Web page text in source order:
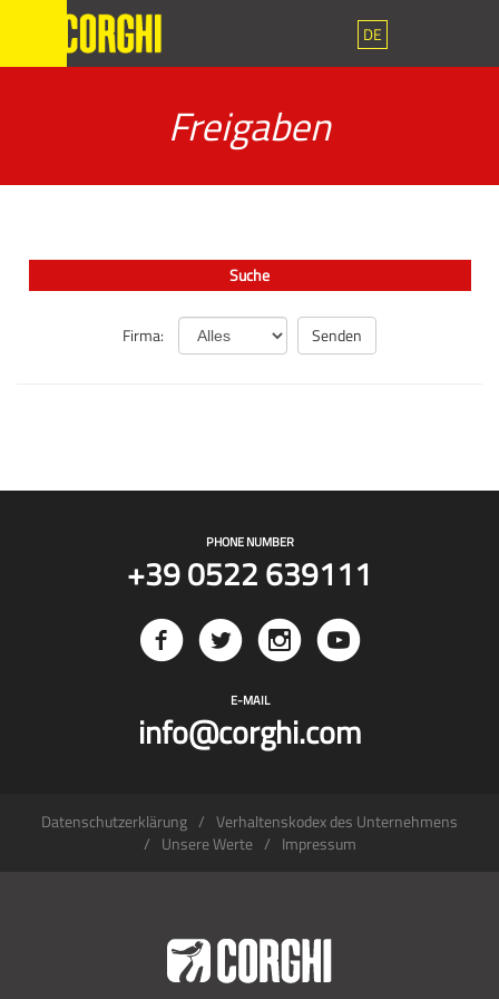
DE
Freigaben
Suche
Firma:
PHONE NUMBER
+39 0522 639111
E-MAIL
info@corghi.com
Datenschutzerklärung
Verhaltenskodex des Unternehmens
Unsere Werte
Impressum